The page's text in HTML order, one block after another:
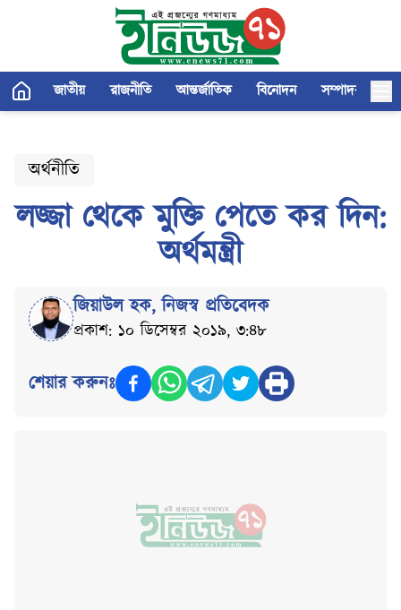
জাতীয় রাজনীতি আন্তর্জাতিক বিনোদন সম্পাদকীয়
অর্থনীতি
লজ্জা থেকে মুক্তি পেতে কর দিন:
অর্থমন্ত্রী
জিয়াউল হক,নিজস্ব প্রতিবেদক
প্রকাশ: ১০ ডিসেম্বর ২০১৯, ৩:৪৮
শেয়ার করুনঃ